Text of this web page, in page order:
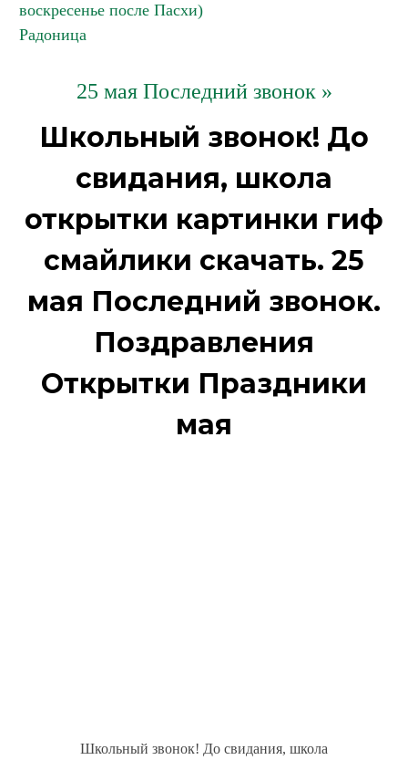
воскресенье после Пасхи)
Радоница
25 мая Последний звонок »
Школьный звонок! До
свидания, школа
открытки картинки гиф
смайлики скачать. 25
мая Последний звонок.
Поздравления
Открытки Праздники
мая
Школьный звонок! До свидания, школа